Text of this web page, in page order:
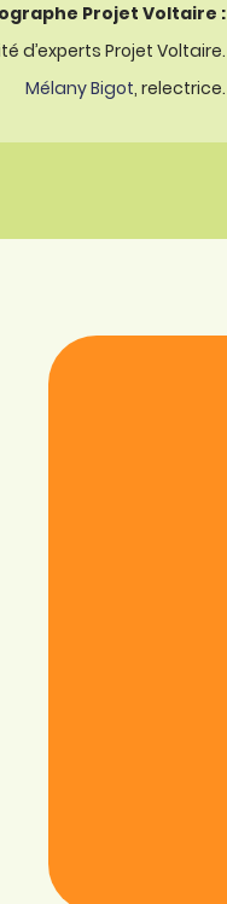
Projet Voltaire :
d’experts Projet Voltaire.
Mélany Bigot, relectrice.